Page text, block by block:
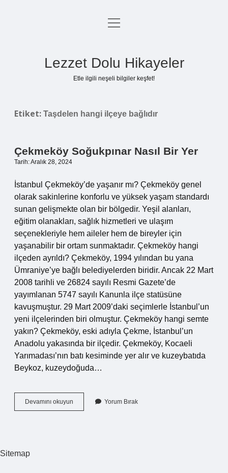
Anasayfa
menüyü
Lezzet Dolu Hikayeler
Etle ilgili neşeli bilgiler keşfet!
Etiket: Taşdelen hangi ilçeye bağlıdır
Çekmeköy Soğukpınar Nasıl Bir Yer
Tarih: Aralık 28, 2024
İstanbul Çekmeköy’de yaşanır mı? Çekmeköy genel
olarak sakinlerine konforlu ve yüksek yaşam standardı
sunan gelişmekte olan bir bölgedir. Yeşil alanları,
eğitim olanakları, sağlık hizmetleri ve ulaşım
seçenekleriyle hem aileler hem de bireyler için
yaşanabilir bir ortam sunmaktadır. Çekmeköy hangi
ilçeden ayrıldı? Çekmeköy, 1994 yılından bu yana
Ümraniye’ye bağlı belediyelerden biridir. Ancak 22 Mart
2008 tarihli ve 26824 sayılı Resmi Gazete’de
yayımlanan 5747 sayılı Kanunla ilçe statüsüne
kavuşmuştur. 29 Mart 2009’daki seçimlerle İstanbul’un
yeni ilçelerinden biri olmuştur. Çekmeköy hangi semte
yakın? Çekmeköy, eski adıyla Çekme, İstanbul’un
Anadolu yakasında bir ilçedir. Çekmeköy, Kocaeli
Yarımadası’nın batı kesiminde yer alır ve kuzeybatıda
Beykoz, kuzeydoğuda…
Devamını okuyun Çekmeköy
Soğukpınar
Yorum Bırak
Sitemap